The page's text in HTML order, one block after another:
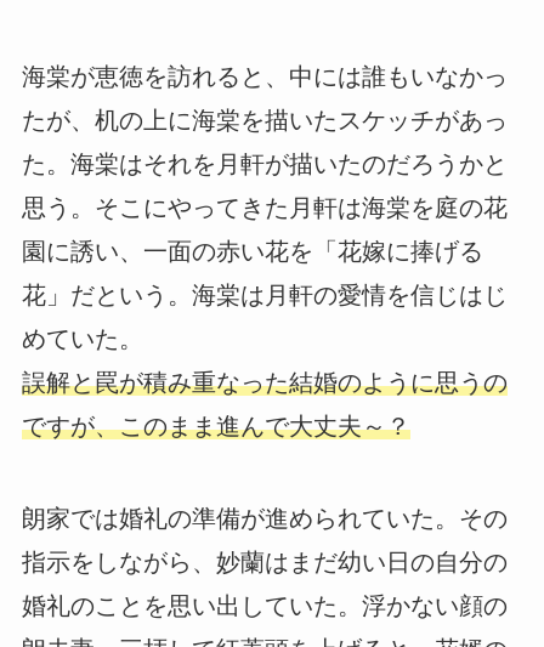
海棠が恵徳を訪れると、中には誰もいなかっ
たが、机の上に海棠を描いたスケッチがあっ
た。海棠はそれを月軒が描いたのだろうかと
思う。そこにやってきた月軒は海棠を庭の花
園に誘い、一面の赤い花を「花嫁に捧げる
花」だという。海棠は月軒の愛情を信じはじ
めていた。
誤解と罠が積み重なった結婚のように思うの
ですが、このまま進んで大丈夫～？
朗家では婚礼の準備が進められていた。その
指示をしながら、妙蘭はまだ幼い日の自分の
婚礼のことを思い出していた。浮かない顔の